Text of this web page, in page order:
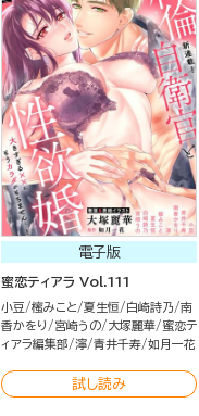
電子版
蜜恋ティアラ Vol.111
小豆 櫁みこと 夏生恒 白崎詩乃
南
香かをり
宮崎うの 大塚麗華
蜜恋テ
ィアラ編集部
濘 青井千寿 如月一花
試し読み